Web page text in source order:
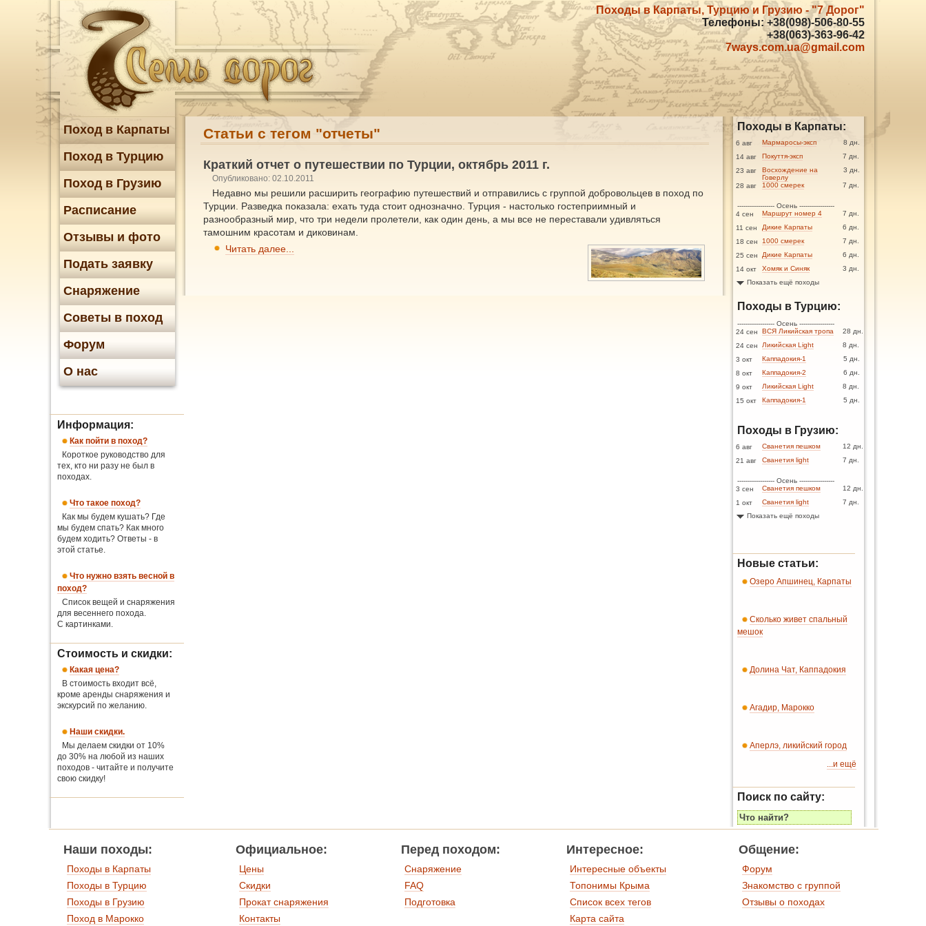
Походы в Карпаты, Турцию и Грузию - "7 Дорог"
Телефоны: +38(098)-506-80-55
+38(063)-363-96-42
7ways.com.ua@gmail.com
Статьи с тегом "отчеты"
Краткий отчет о путешествии по Турции, октябрь 2011 г.
Опубликовано: 02.10.2011
Недавно мы решили расширить географию путешествий и отправились с группой добровольцев в поход по
Турции. Разведка показала: ехать туда стоит однозначно. Турция - настолько гостеприимный и
разнообразный мир, что три недели пролетели, как один день, а мы все не переставали удивляться
тамошним красотам и диковинам.
Читать далее...
Поход в Карпаты
Поход в Турцию
Поход в Грузию
Расписание
Отзывы и фото
Подать заявку
Снаряжение
Советы в поход
Форум
О нас
Информация:
Как пойти в поход?
Короткое руководство для
тех, кто ни разу не был в
походах.
Что такое поход?
Как мы будем кушать? Где
мы будем спать? Как много
будем ходить? Ответы - в
этой статье.
Что нужно взять весной в
поход?
Список вещей и снаряжения
для весеннего похода.
С картинками.
Стоимость и скидки:
Какая цена?
В стоимость входит всё,
кроме аренды снаряжения и
экскурсий по желанию.
Наши скидки.
Мы делаем скидки от 10%
до 30% на любой из наших
походов - читайте и получите
свою скидку!
Походы в Карпаты:
6 авг Мармаросы-эксп
8 дн.
14 авг
Покуття-эксп
7 дн.
23 авг
Восхождение на
Говерлу
3 дн.
28 авг 1000 смерек 7 дн.
------------------ Осень -----------------
4 сен
Маршрут номер 4
7 дн.
11 сен
Дикие Карпаты
6 дн.
18 сен
1000 смерек
7 дн.
25 сен
Дикие Карпаты
6 дн.
14 окт
Хомяк и Синяк
3 дн.
Показать ещё походы
Походы в Турцию:
------------------ Осень -----------------
24 сен
ВСЯ Ликийская тропа
28 дн.
24 сен
Ликийская Light
8 дн.
3 окт
Каппадокия-1
5 дн.
8 окт
Каппадокия-2
6 дн.
9 окт
Ликийская Light
8 дн.
15 окт
Каппадокия-1 5 дн.
Походы в Грузию:
6 авг Сванетия пешком
12 дн.
21 авг
Сванетия light 7 дн.
------------------ Осень -----------------
3 сен
Сванетия пешком
12 дн.
1 окт
Сванетия light
7 дн.
Показать ещё походы
Новые статьи:
Озеро Апшинец, Карпаты
Сколько живет спальный
мешок
Долина Чат, Каппадокия
Агадир, Марокко
Аперлэ, ликийский город
...и ещё
Поиск по сайту:
Наши походы:
Походы в Карпаты
Походы в Турцию
Походы в Грузию
Поход в Марокко
Официальное:
Цены
Скидки
Прокат снаряжения
Контакты
Перед походом:
Снаряжение
FAQ
Подготовка
Интересное:
Интересные объекты
Топонимы Крыма
Список всех тегов
Карта сайта
Общение:
Форум
Знакомство с группой
Отзывы о походах